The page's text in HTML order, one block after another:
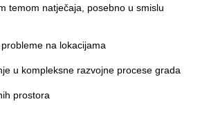
temom natječaja, posebno u smislu
na lokacijama
u kompleksne razvojne procese grada
prostora